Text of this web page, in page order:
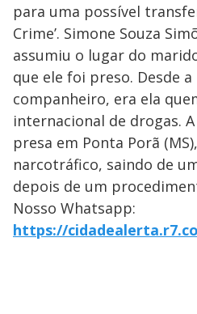
para uma possível
Crime’. Simone Souza
assumiu o lugar do
que ele foi preso. Desde
companheiro, era ela
internacional de drogas.
presa em Ponta Porã
narcotráfico, saindo de
depois de um
Nosso Whatsapp:
https://